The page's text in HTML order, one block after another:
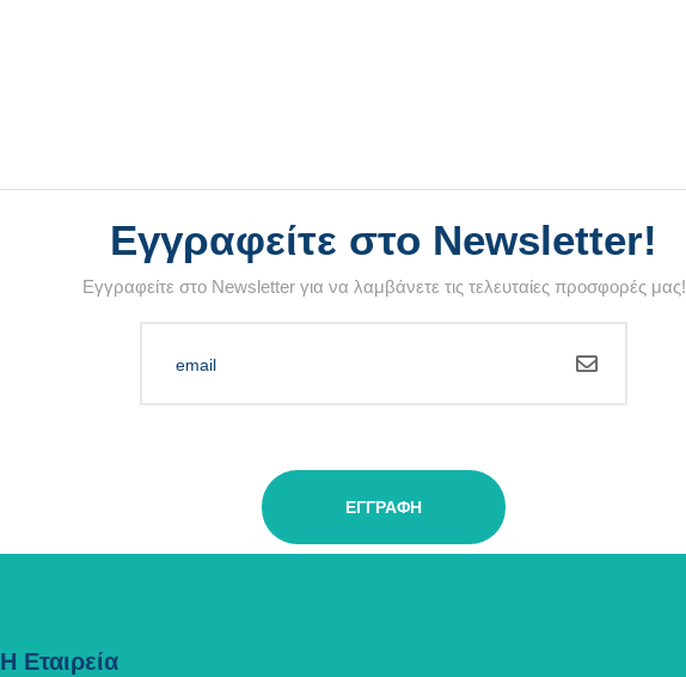
Εγγραφείτε στο Newsletter!
Εγγραφείτε στο Newsletter για να λαμβάνετε τις τελευταίες προσφορές μας!
ΕΓΓΡΑΦΉ
Η Εταιρεία